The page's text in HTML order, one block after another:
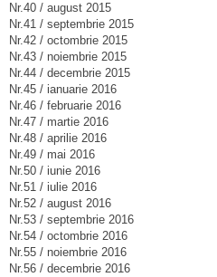
Nr.40 / august 2015
Nr.41 / septembrie 2015
Nr.42 / octombrie 2015
Nr.43 / noiembrie 2015
Nr.44 / decembrie 2015
Nr.45 / ianuarie 2016
Nr.46 / februarie 2016
Nr.47 / martie 2016
Nr.48 / aprilie 2016
Nr.49 / mai 2016
Nr.50 / iunie 2016
Nr.51 / iulie 2016
Nr.52 / august 2016
Nr.53 / septembrie 2016
Nr.54 / octombrie 2016
Nr.55 / noiembrie 2016
Nr.56 / decembrie 2016